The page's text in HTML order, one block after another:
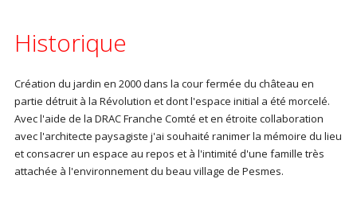
Historique
Création du jardin en 2000 dans la cour fermée du château en
partie détruit à la Révolution et dont l'espace initial a été morcelé.
Avec l'aide de la DRAC Franche Comté et en étroite collaboration
avec l'architecte paysagiste j'ai souhaité ranimer la mémoire du lieu
et consacrer un espace au repos et à l'intimité d'une famille très
attachée à l'environnement du beau village de Pesmes.